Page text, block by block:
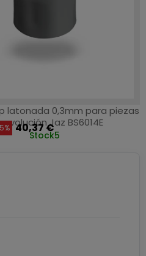
latonada 0,3mm para piezas
Jaz BS6014E
40,37 €
Stock5